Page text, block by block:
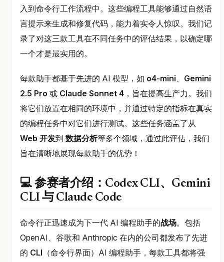
入到命令行工作流程中。这些编程工具能够通过自然语
言提示来生成和修复代码，能力着实令人惊叹。我们记
录了对这三款工具在不同任务中的评估结果，以确定哪
一个才是最实用的。
每款助手都基于先进的 AI 模型，如 o4-mini、 Gemini
2.5 Pro 或 Claude Sonnet 4 ，旨在提高生产力。我们
将它们放置在相同的环境中，并通过特定的指标在真实
的编程任务中对它们进行测试。这些任务涵盖了从
Web 开发到 数据分析等多个领域，通过此评估，我们
旨在清晰地展现每款助手的优势！
💻 参赛者介绍：Codex CLI、Gemini
CLI 与 Claude Code
命令行正迅速成为下一代 AI 编程助手的战场。包括
OpenAI、谷歌和 Anthropic 在内的公司都发布了先进
的 CLI （命令行界面）AI 编程助手，每款工具都将强